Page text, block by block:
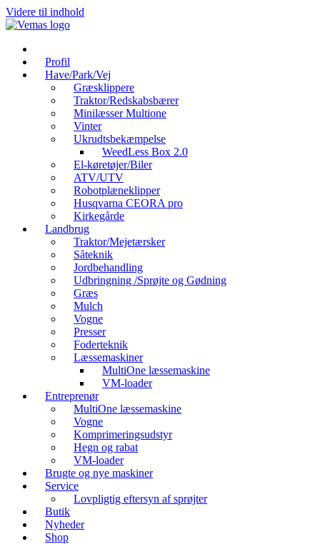
Videre til indhold
Profil
Have/Park/Vej
Græsklippere
Traktor/Redskabsbærer
Minilæsser Multione
Vinter
Ukrudtsbekæmpelse
WeedLess Box 2.0
El-køretøjer/Biler
ATV/UTV
Robotplæneklipper
Husqvarna CEORA pro
Kirkegårde
Landbrug
Traktor/Mejetærsker
Såteknik
Jordbehandling
Udbringning /Sprøjte og Gødning
Græs
Mulch
Vogne
Presser
Foderteknik
Læssemaskiner
MultiOne læssemaskine
VM-loader
Entreprenør
MultiOne læssemaskine
Vogne
Komprimeringsudstyr
Hegn og rabat
VM-loader
Brugte og nye maskiner
Service
Lovpligtig eftersyn af sprøjter
Butik
Nyheder
Shop